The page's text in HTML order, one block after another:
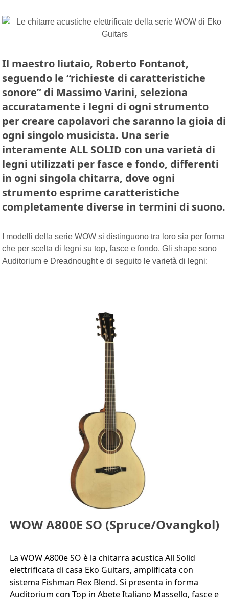
Il maestro liutaio, Roberto Fontanot,
seguendo le “richieste di caratteristiche
sonore” di Massimo Varini, seleziona
accuratamente i legni di ogni strumento
per creare capolavori che saranno la gioia di
ogni singolo musicista. Una serie
interamente ALL SOLID con una varietà di
legni utilizzati per fasce e fondo, differenti
in ogni singola chitarra, dove ogni
strumento esprime caratteristiche
completamente diverse in termini di suono.
I modelli della serie WOW si distinguono tra loro sia per forma
che per scelta di legni su top, fasce e fondo. Gli shape sono
Auditorium e Dreadnought e di seguito le varietà di legni:
WOW A800E SO (Spruce/Ovangkol)
La WOW A800e SO è la chitarra acustica All Solid
elettrificata di casa Eko Guitars, amplificata con
sistema Fishman Flex Blend. Si presenta in forma
Auditorium con Top in Abete Italiano Massello, fasce e